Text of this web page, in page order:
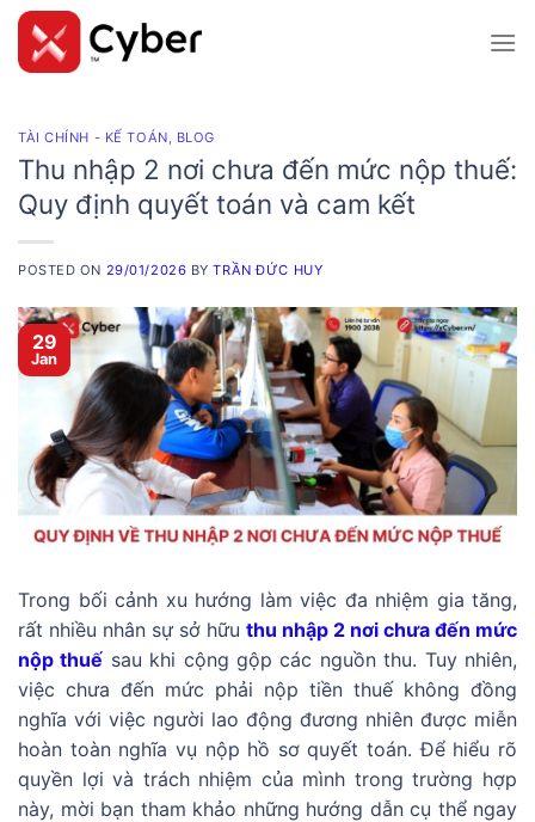
Skip
content
TÀI CHÍNH - KẾ TOÁN, BLOG
Thu nhập 2 nơi chưa đến mức nộp thuế:
Quy định quyết toán và cam kết
POSTED ON 29/01/2026 BYTRẦN ĐỨC HUY
29
Jan
Trong bối cảnh xu hướng làm việc đa nhiệm gia tăng,
rất nhiều nhân sự sở hữu thu nhập 2 nơi chưa đến mức
nộp thuế sau khi cộng gộp các nguồn thu. Tuy nhiên,
việc chưa đến mức phải nộp tiền thuế không đồng
nghĩa với việc người lao động đương nhiên được miễn
hoàn toàn nghĩa vụ nộp hồ sơ quyết toán. Để hiểu rõ
quyền lợi và trách nhiệm của mình trong trường hợp
này, mời bạn tham khảo những hướng dẫn cụ thể ngay